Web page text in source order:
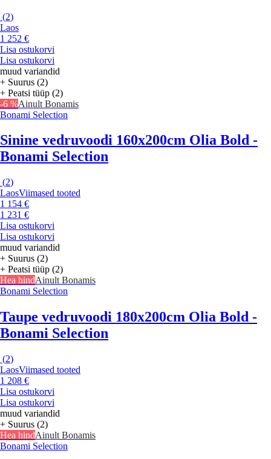
(2)
Laos
1 252 €
Lisa ostukorvi
Lisa ostukorvi
muud variandid
+ Suurus (2)
+ Peatsi tüüp (2)
-6 %Ainult Bonamis
Bonami Selection
Sinine vedruvoodi 160x200cm Olia Bold -
Bonami Selection
(2)
LaosViimased tooted
1 154 €
1 231 €
Lisa ostukorvi
Lisa ostukorvi
muud variandid
+ Suurus (2)
+ Peatsi tüüp (2)
Hea hindAinult Bonamis
Bonami Selection
Taupe vedruvoodi 180x200cm Olia Bold -
Bonami Selection
(2)
LaosViimased tooted
1 208 €
Lisa ostukorvi
Lisa ostukorvi
muud variandid
+ Suurus (2)
Hea hindAinult Bonamis
Bonami Selection